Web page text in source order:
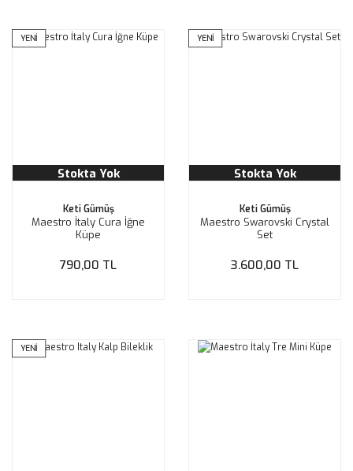
YENİ
Stokta Yok
Keti Gümüş
Maestro İtaly Cura İğne
Küpe
790,00 TL
YENİ
Stokta Yok
Keti Gümüş
Maestro Swarovski Crystal
Set
3.600,00 TL
YENİ